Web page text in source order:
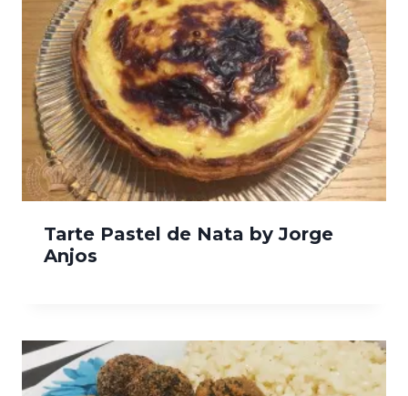
Tarte Pastel de Nata by Jorge
Anjos